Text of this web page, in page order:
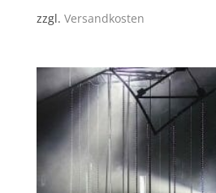
zzgl. Versandkosten